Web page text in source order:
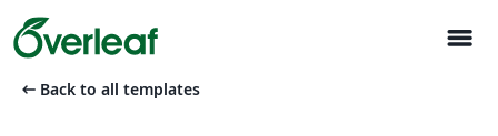
menu
arrow_left_alt Back to all templates